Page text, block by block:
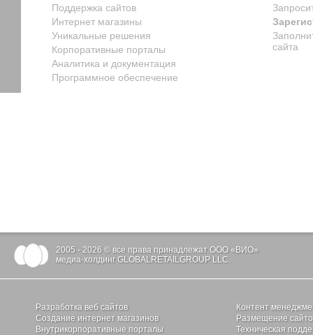
Поддержка сайтов
Интернет магазины
Уникальные решения
Корпоративные порталы
Аналитика и документация
Программное обеспечение
сайта
2005 - 2026 © все права принадлежат ООО «ВИО»
медиа-холдинг GLOBALRETAILGROUP LLC.
Разработка веб сайтов
Создание интернет магазинов
Внутрикорпоративные порталы
Контент
Размещение
Техническая